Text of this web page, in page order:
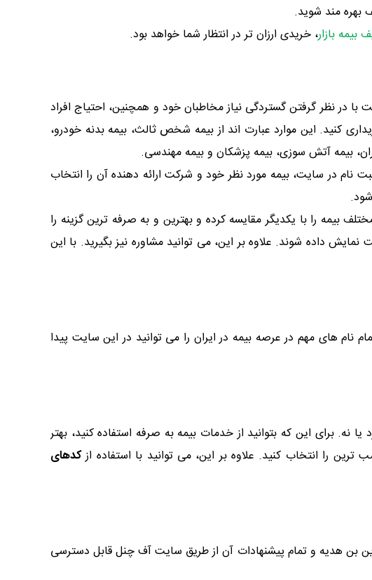
بهره مند شوید.
بیمه بازار، خریدی ارزان تر در انتظار شما خواهد بود.
در نظر گرفتن گستردگی نیاز مخاطبان خود و همچنین، احتیاج افراد
کنید. این موارد عبارت اند از بیمه شخص ثالث، بیمه بدنه خودرو،
بیمه آتش سوزی، بیمه پزشکان و بیمه مهندسی.
در سایت، بیمه مورد نظر خود و شرکت ارائه دهنده آن را انتخاب
را با یکدیگر مقایسه کرده و بهترین و به صرفه ترین گزینه را
داده شوند. علاوه بر این، می توانید مشاوره نیز بگیرید. با این
های مهم در عرصه بیمه در ایران را می توانید در این سایت پیدا
برای این که بتوانید از خدمات بیمه به صرفه استفاده کنید، بهتر
را انتخاب کنید. علاوه بر این، می توانید با استفاده ازکدهای
بن هدیه و تمام پیشنهادات آن از طریق سایت آف چنل قابل دسترسی